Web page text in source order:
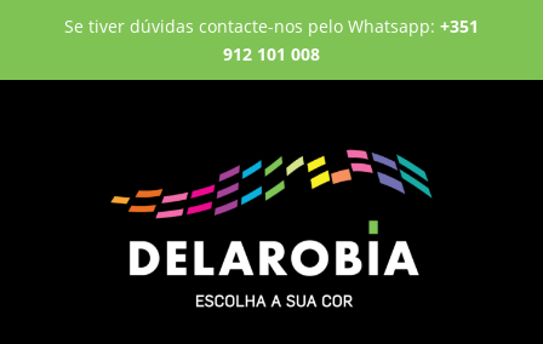
Se tiver dúvidas contacte-nos pelo Whatsapp: +351
912 101 008